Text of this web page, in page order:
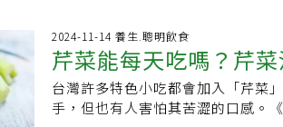
或水煮、打成泥、油炸，甚至做成
面充滿坑洞又帶有光澤，就像一個
根芹菜雖然外表不吸引人但在歐洲
好炸根芹菜脆片等菜餚，生澀的味
方法。托洛梅奧說，用芹菜保存麵
水分的蔬菜，在麵包袋裡放上一些
這些水分可以防止麵包變乾以及很
得驚恐，怕麵包受潮變軟或發霉，
芹菜的水分是漸進釋放的，不過隨
2024-11-14 養生.聰明飲食
芹菜能每天吃嗎？芹
吃葉酸加10倍
台灣許多特色小吃都會加入「芹菜
手，但也有人害怕其苦澀的口感。